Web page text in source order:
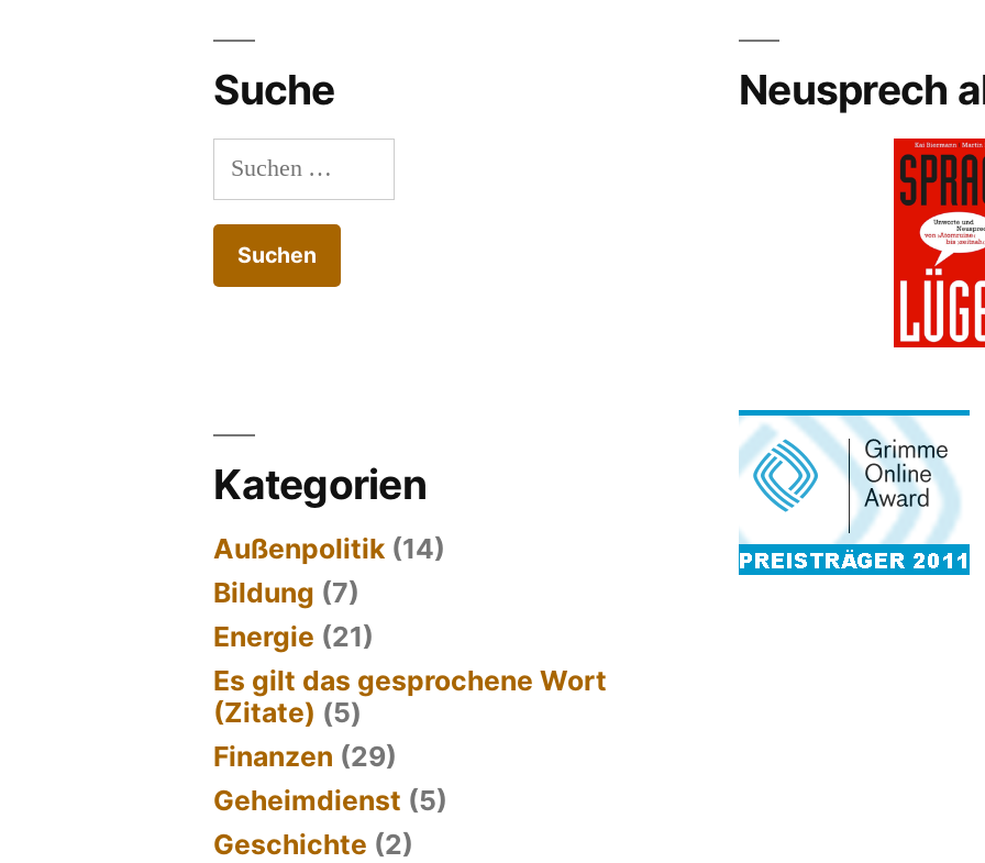
Suche
Suchen
nach:
Neusprech
Kategorien
Außenpolitik (14)
Bildung (7)
Energie (21)
Es gilt das gesprochene Wort
(Zitate) (5)
Finanzen (29)
Geheimdienst (5)
Geschichte (2)